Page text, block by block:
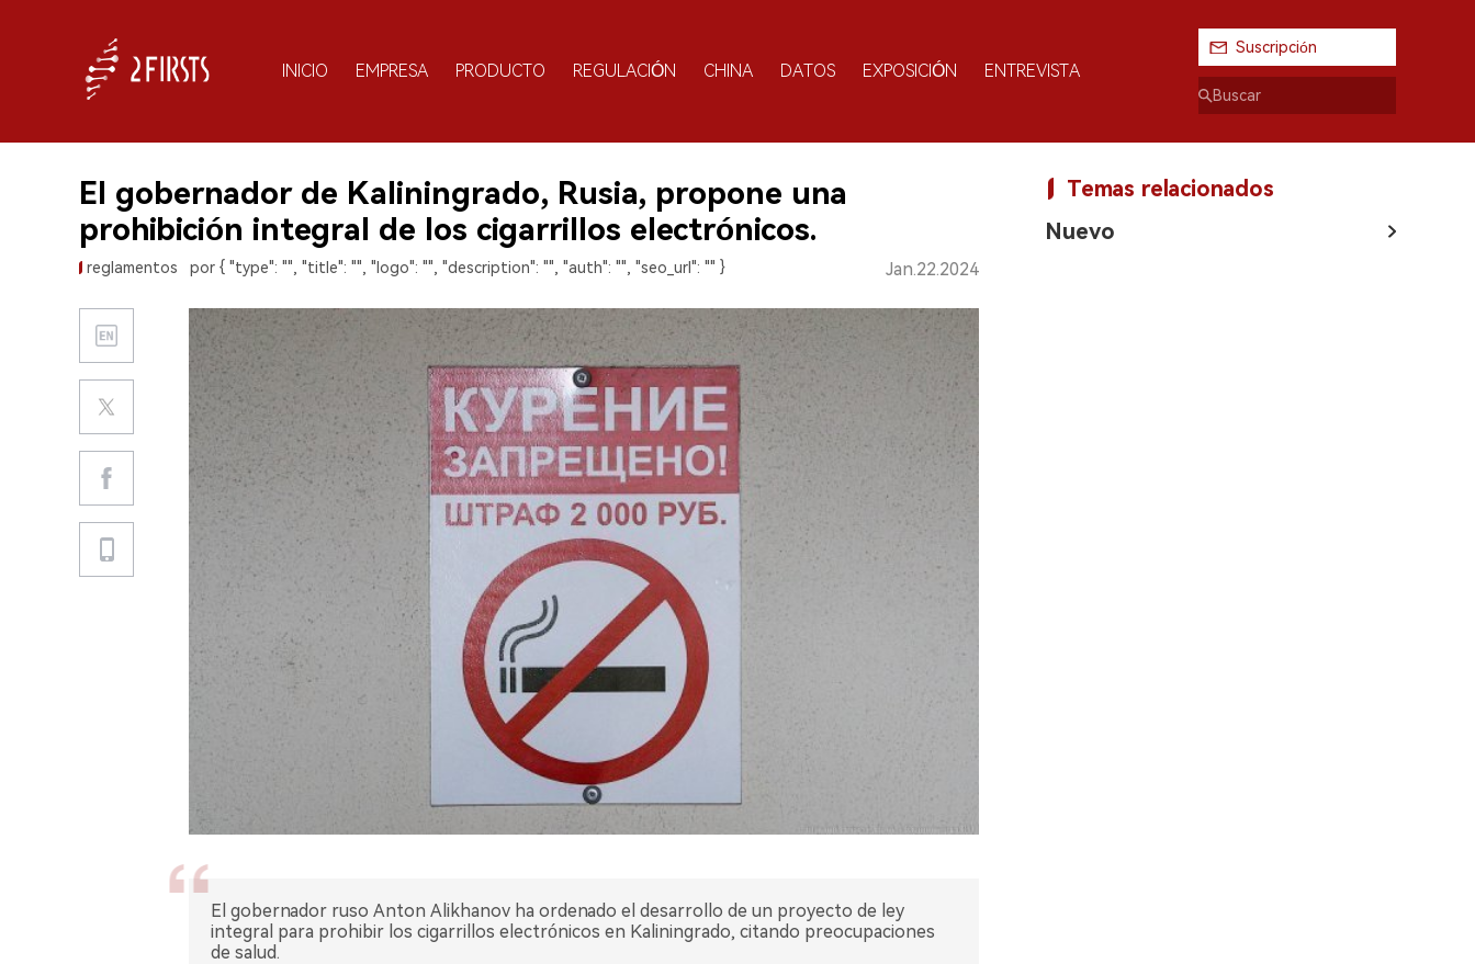
INICIO EMPRESA PRODUCTO REGULACIÓN CHINA DATOS EXPOSICIÓN ENTREVISTA
Suscripción
El gobernador de Kaliningrado, Rusia, propone una
prohibición integral de los cigarrillos electrónicos.
reglamentos por { "type": "", "title": "", "logo": "", "description": "", "auth": "", "seo_url": "" } Jan.22.2024
El gobernador ruso Anton Alikhanov ha ordenado el desarrollo de un proyecto de ley
integral para prohibir los cigarrillos electrónicos en Kaliningrado, citando preocupaciones
de salud.
Temas relacionados
Nuevo